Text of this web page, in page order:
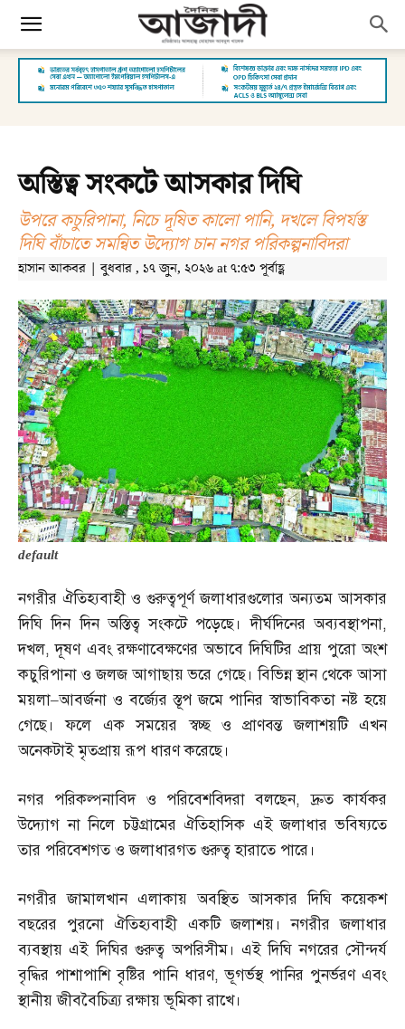
অস্তিত্ব সংকটে আসকার দিঘি
উপরে কচুরিপানা, নিচে দূষিত কালো পানি, দখলে বিপর্যস্ত
দিঘি বাঁচাতে সমন্বিত উদ্যোগ চান নগর পরিকল্পনাবিদরা
হাসান আকবর | বুধবার , ১৭ জুন, ২০২৬ at ৭:৫৩ পূর্বাহ্ণ
default
নগরীর ঐতিহ্যবাহী ও গুরুত্বপূর্ণ জলাধারগুলোর অন্যতম আসকার
দিঘি দিন দিন অস্তিত্ব সংকটে পড়েছে। দীর্ঘদিনের অব্যবস্থাপনা,
দখল,দূষণ এবং রক্ষণাবেক্ষণের অভাবে দিঘিটির প্রায় পুরো অংশ
কচুরিপানা ও জলজ আগাছায় ভরে গেছে। বিভিন্ন স্থান থেকে আসা
ময়লা–আবর্জনা ও বর্জ্যের স্তূপ জমে পানির স্বাভাবিকতা নষ্ট হয়ে
গেছে। ফলে এক সময়ের স্বচ্ছ ও প্রাণবন্ত জলাশয়টি এখন
অনেকটাই মৃতপ্রায় রূপ ধারণ করেছে।
নগর পরিকল্পনাবিদ ও পরিবেশবিদরা বলছেন,দ্রুত কার্যকর
উদ্যোগ না নিলে চট্টগ্রামের ঐতিহাসিক এই জলাধার ভবিষ্যতে
তার পরিবেশগত ও জলাধারগত গুরুত্ব হারাতে পারে।
নগরীর জামালখান এলাকায় অবস্থিত আসকার দিঘি কয়েকশ
বছরের পুরনো ঐতিহ্যবাহী একটি জলাশয়। নগরীর জলাধার
ব্যবস্থায় এই দিঘির গুরুত্ব অপরিসীম। এই দিঘি নগরের সৌন্দর্য
বৃদ্ধির পাশাপাশি বৃষ্টির পানি ধারণ,ভূগর্ভস্থ পানির পুনর্ভরণ এবং
স্থানীয় জীববৈচিত্র্য রক্ষায় ভূমিকা রাখে।